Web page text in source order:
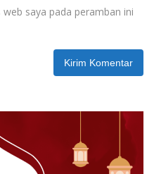
saya pada peramban ini